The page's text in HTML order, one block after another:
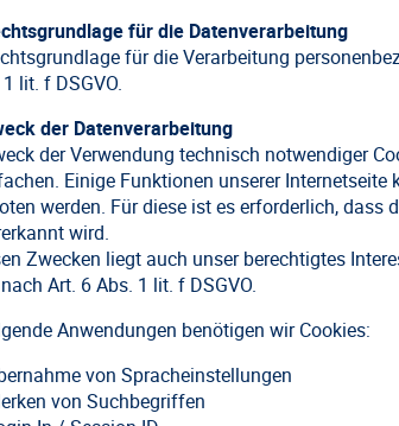
für die Datenverarbeitung
für die Verarbeitung
lit. f DSGVO.
der Datenverarbeitung
der Verwendung technisch notwendiger
Einige Funktionen unserer
werden. Für diese ist es erforderlich, dass
wird.
Zwecken liegt auch unser berechtigtes
Art. 6 Abs. 1 lit. f DSGVO.
Anwendungen benötigen wir Cookies:
von Spracheinstellungen
von Suchbegriffen